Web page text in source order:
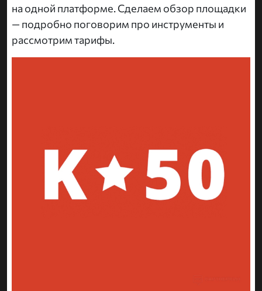
на одной платформе. Сделаем обзор площадки
— подробно поговорим про инструменты и
рассмотрим тарифы.